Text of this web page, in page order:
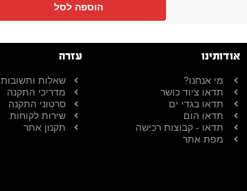
הוספה לסל
אודותינו
מי אנחנו?
תדאו ציוד כושר
תדאו בגדי ים
תדאו הום
תדאו - קבוצות רכישה
מפת אתר
עזרה
שאלות ותשובות
מדריכי התקנה
סרטוני התקנה
שירות לקוחות
תקנון אתר